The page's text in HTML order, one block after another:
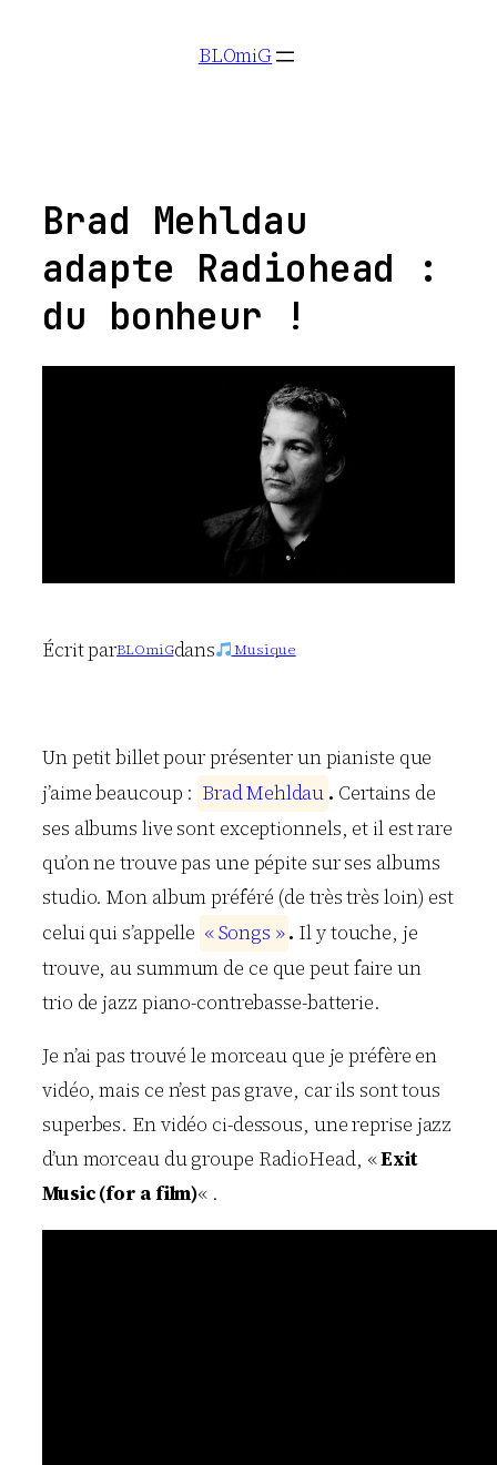
BLOmiG
Brad Mehldau
adapte Radiohead :
du bonheur !
Écrit parBLOmiGdans Musique
Un petit billet pour présenter un pianiste que
j’aime beaucoup : BradMehldau . Certains de
ses albums live sont exceptionnels, et il est rare
qu’on ne trouve pas une pépite sur ses albums
studio. Mon album préféré (de très très loin) est
celui qui s’appelle «Songs ». Il y touche, je
trouve, au summum de ce que peut faire un
trio de jazz piano-contrebasse-batterie.
Je n’ai pas trouvé le morceau que je préfère en
vidéo, mais ce n’est pas grave, car ils sont tous
superbes. En vidéo ci-dessous, une reprise jazz
d’un morceau du groupe RadioHead, «Exit
Music (for a film)« .